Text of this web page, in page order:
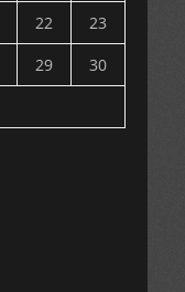
22
23
29
30